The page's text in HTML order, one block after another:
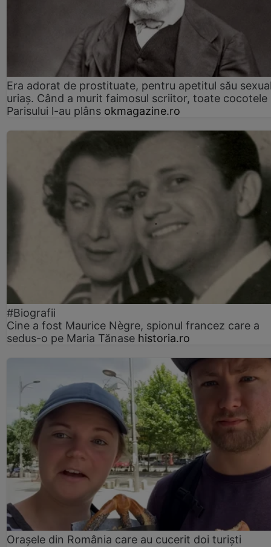
Era adorat de prostituate, pentru apetitul său
uriaș. Când a murit faimosul scriitor, toate cocotele
Parisului l-au plâns okmagazine.ro
#Biografii
Cine a fost Maurice Nègre, spionul francez care a
sedus-o pe Maria Tănase historia.ro
Orașele din România care au cucerit doi turiști